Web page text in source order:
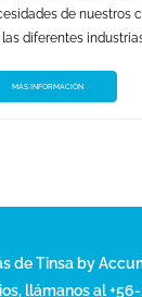
de nuestros
diferentes
MÁS INFORMACIÓN
de Tinsa by
llámanos al